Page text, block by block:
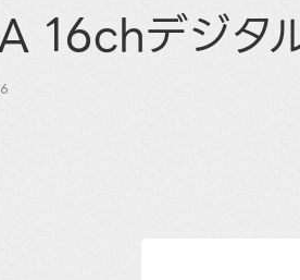
16chデジタ